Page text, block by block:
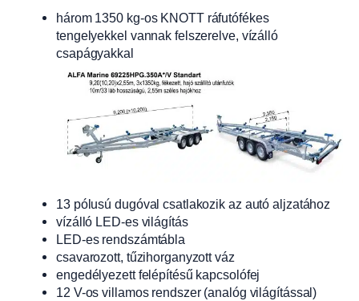
három 1350 kg-os KNOTT ráfutófékes
tengelyekkel vannak felszerelve, vízálló
csapágyakkal
13 pólusú dugóval csatlakozik az autó aljzatához
vízálló LED-es világítás
LED-es rendszámtábla
csavarozott, tűzihorganyzott váz
engedélyezett felépítésű kapcsolófej
12 V-os villamos rendszer (analóg világítással)